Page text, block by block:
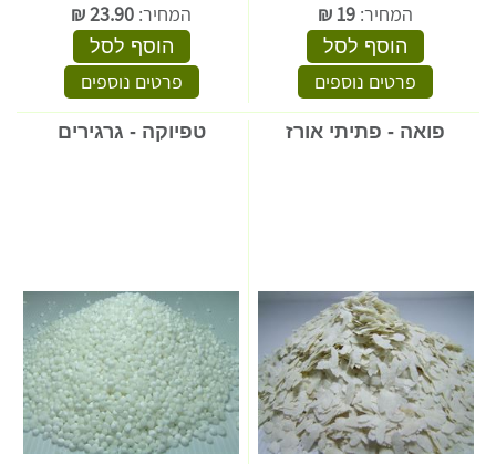
המחיר: 19
₪
הוסף לסל
פרטים נוספים
המחיר: 23.90
₪
הוסף לסל
פרטים נוספים
פואה - פתיתי אורז טפיוקה - גרגירים